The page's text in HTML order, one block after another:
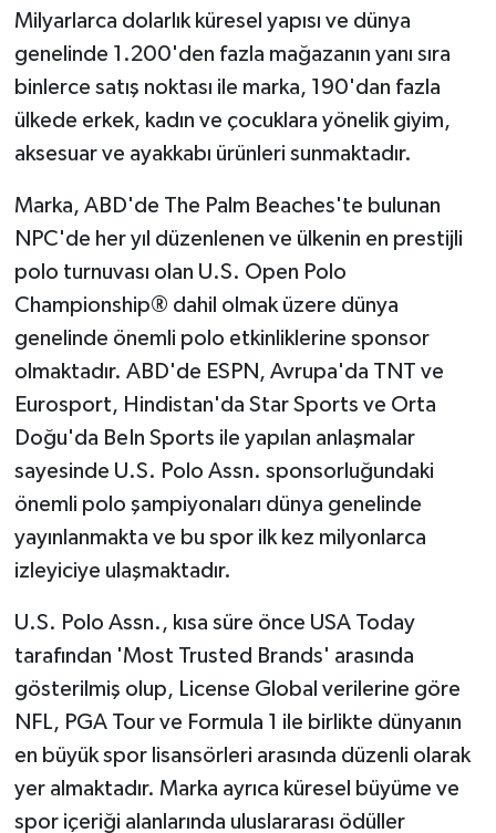
Milyarlarca dolarlık küresel yapısı ve dünya
genelinde 1.200'den fazla mağazanın yanı sıra
binlerce satış noktası ile marka, 190'dan fazla
ülkede erkek, kadın ve çocuklara yönelik giyim,
aksesuar ve ayakkabı ürünleri sunmaktadır.
Marka, ABD'de The Palm Beaches'te bulunan
NPC'de her yıl düzenlenen ve ülkenin en prestijli
polo turnuvası olan U.S. Open Polo
Championship® dahil olmak üzere dünya
genelinde önemli polo etkinliklerine sponsor
olmaktadır. ABD'de ESPN, Avrupa'da TNT ve
Eurosport, Hindistan'da Star Sports ve Orta
Doğu'da BeIn Sports ile yapılan anlaşmalar
sayesinde U.S. Polo Assn. sponsorluğundaki
önemli polo şampiyonaları dünya genelinde
yayınlanmakta ve bu spor ilk kez milyonlarca
izleyiciye ulaşmaktadır.
U.S. Polo Assn., kısa süre önce USA Today
tarafından 'Most Trusted Brands' arasında
gösterilmiş olup, License Global verilerine göre
NFL, PGA Tour ve Formula 1 ile birlikte dünyanın
en büyük spor lisansörleri arasında düzenli olarak
yer almaktadır. Marka ayrıca küresel büyüme ve
spor içeriği alanlarında uluslararası ödüller